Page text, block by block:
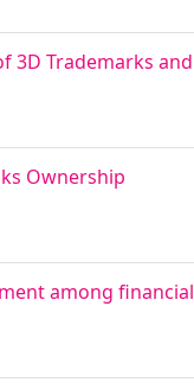
3D Trademarks and
Ownership
among financial